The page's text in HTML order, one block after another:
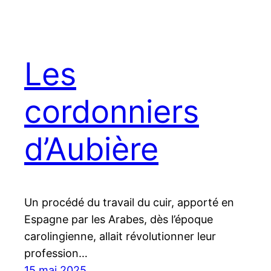
Les
cordonniers
d’Aubière
Un procédé du travail du cuir, apporté en
Espagne par les Arabes, dès l’époque
carolingienne, allait révolutionner leur
profession…